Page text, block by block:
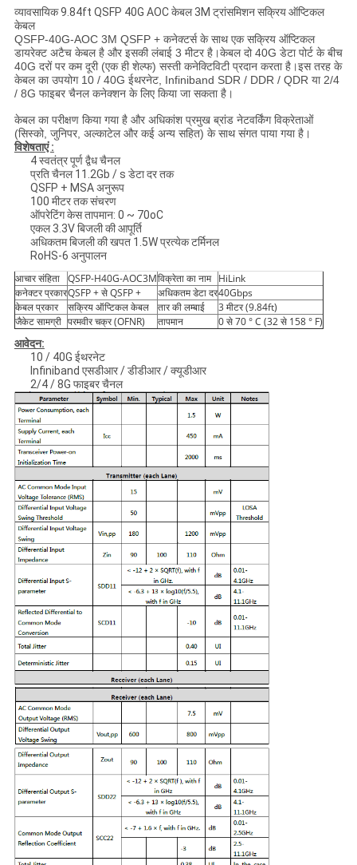
व्यावसायिक 9.84ft QSFP 40G AOC केबल 3M ट्रांसमिशन सक्रिय ऑप्टिकल
केबल
QSFP-40G-AOC 3M QSFP + कनेक्टर्स के साथ एक सक्रिय ऑप्टिकल
डायरेक्ट अटैच केबल है और इसकी लंबाई 3 मीटर है।केबल दो 40G डेटा पोर्ट के बीच
40G दरों पर कम दूरी (एक ही शेल्फ) सस्ती कनेक्टिविटी प्रदान करता है।इस तरह के
केबल का उपयोग 10 / 40G ईथरनेट, Infiniband SDR / DDR / QDR या 2/4
/ 8G फाइबर चैनल कनेक्शन के लिए किया जा सकता है।
केबल का परीक्षण किया गया है और अधिकांश प्रमुख ब्रांड नेटवर्किंग विक्रेताओं
(सिस्को, जुनिपर, अल्काटेल और कई अन्य सहित) के साथ संगत पाया गया है।
विशेषताएं :
4 स्वतंत्र पूर्ण द्वैध चैनल
प्रति चैनल 11.2Gb / s डेटा दर तक
QSFP + MSA अनुरूप
100 मीटर तक संचरण
ऑपरेटिंग केस तापमान: 0 ~ 70oC
एकल 3.3V बिजली की आपूर्ति
अधिकतम बिजली की खपत 1.5W प्रत्येक टर्मिनल
RoHS-6 अनुपालन
आचार संहिता QSFP-H40G-AOC3Mविक्रेता का नाम HiLink
कनेक्टर प्रकारQSFP + से QSFP + अधिकतम डेटा दर40Gbps
केबल प्रकार
सक्रिय ऑप्टिकल केबल तार की लम्बाई
3 मीटर (9.84ft)
जैकेट सामग्री परमवीर चक्र (OFNR) तापमान 0 से 70 ° C (32 से 158 ° F)
आवेदन:
10 / 40G ईथरनेट
Infiniband एसडीआर / डीडीआर / क्यूडीआर
2/4 / 8G फाइबर चैनल